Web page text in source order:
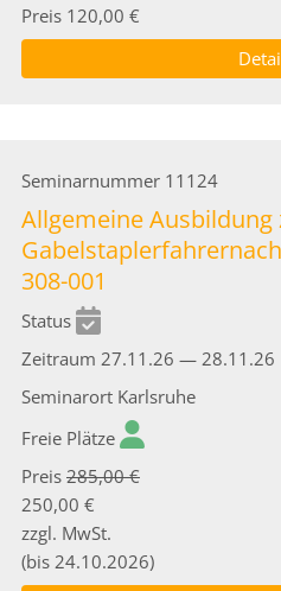
Preis 120,00 €
Seminarnummer 11124
Allgemeine Ausbildung
308-001
Status
Zeitraum 27.11.26 — 28.11.26
Seminarort Karlsruhe
Freie Plätze
Preis 285,00 €
250,00 €
zzgl. MwSt.
(bis 24.10.2026)